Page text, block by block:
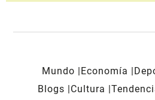
Mundo Economía
Blogs
Cultura